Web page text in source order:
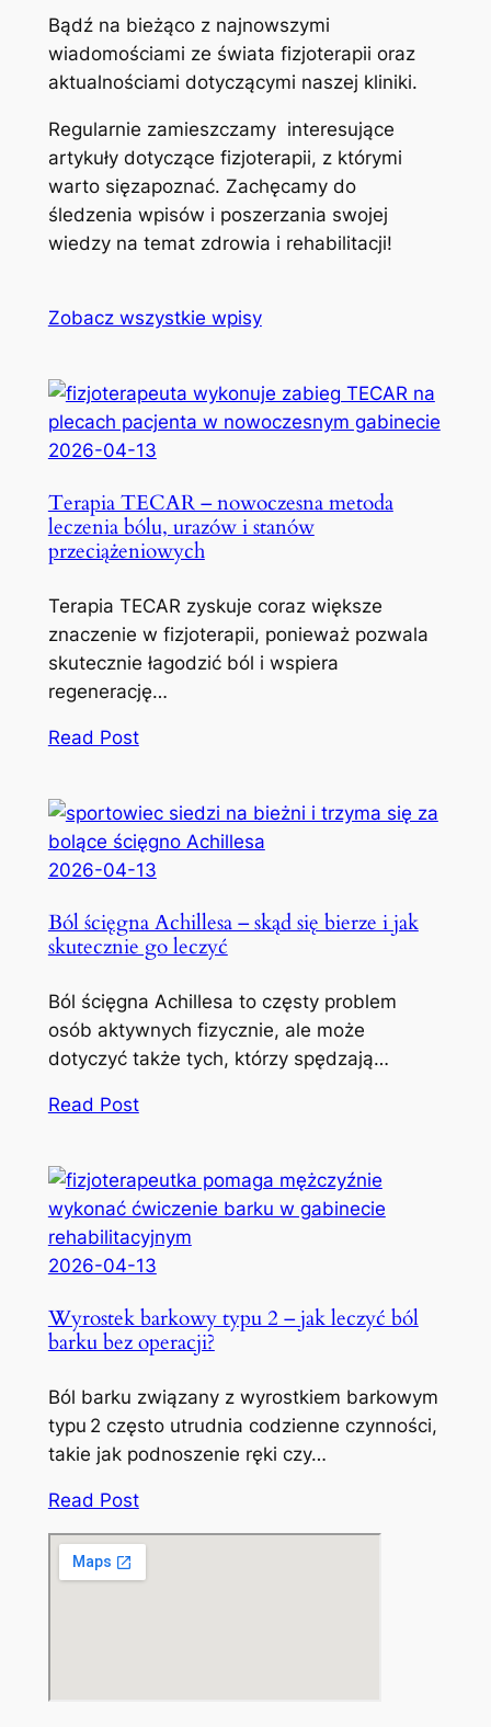
Bądź na bieżąco z najnowszymi
wiadomościami ze świata fizjoterapii oraz
aktualnościami dotyczącymi naszej kliniki.
Regularnie zamieszczamy interesujące
artykuły dotyczące fizjoterapii, z którymi
warto sięzapoznać. Zachęcamy do
śledzenia wpisów i poszerzania swojej
wiedzy na temat zdrowia i rehabilitacji!
Zobacz wszystkie wpisy
2026-04-13
Terapia TECAR – nowoczesna metoda
leczenia bólu, urazów i stanów
przeciążeniowych
Terapia TECAR zyskuje coraz większe
znaczenie w fizjoterapii, ponieważ pozwala
skutecznie łagodzić ból i wspiera
regenerację…
Read Post
2026-04-13
Ból ścięgna Achillesa – skąd się bierze i jak
skutecznie go leczyć
Ból ścięgna Achillesa to częsty problem
osób aktywnych fizycznie, ale może
dotyczyć także tych, którzy spędzają…
Read Post
2026-04-13
Wyrostek barkowy typu 2 – jak leczyć ból
barku bez operacji?
Ból barku związany z wyrostkiem barkowym
typu 2 często utrudnia codzienne czynności,
takie jak podnoszenie ręki czy…
Read Post